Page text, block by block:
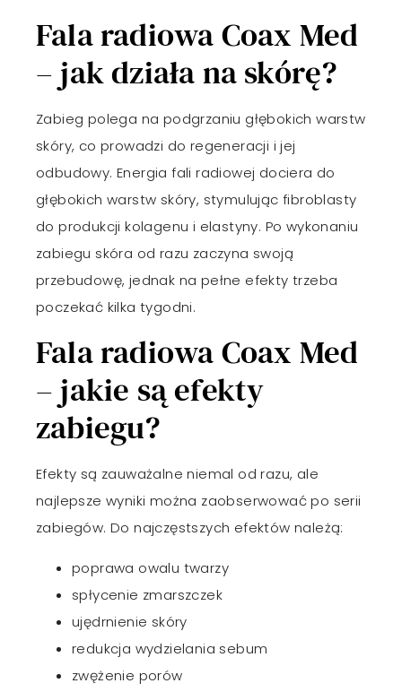
Fala radiowa Coax Med
– jak działa na skórę?
Zabieg polega na podgrzaniu głębokich warstw
skóry, co prowadzi do regeneracji i jej
odbudowy. Energia fali radiowej dociera do
głębokich warstw skóry, stymulując fibroblasty
do produkcji kolagenu i elastyny. Po wykonaniu
zabiegu skóra od razu zaczyna swoją
przebudowę, jednak na pełne efekty trzeba
poczekać kilka tygodni.
Fala radiowa Coax Med
– jakie są efekty
zabiegu?
Efekty są zauważalne niemal od razu, ale
najlepsze wyniki można zaobserwować po serii
zabiegów. Do najczęstszych efektów należą:
poprawa owalu twarzy
spłycenie zmarszczek
ujędrnienie skóry
redukcja wydzielania sebum
zwężenie porów